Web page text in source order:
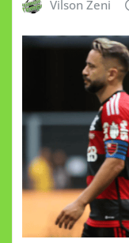
Vilson Zeni